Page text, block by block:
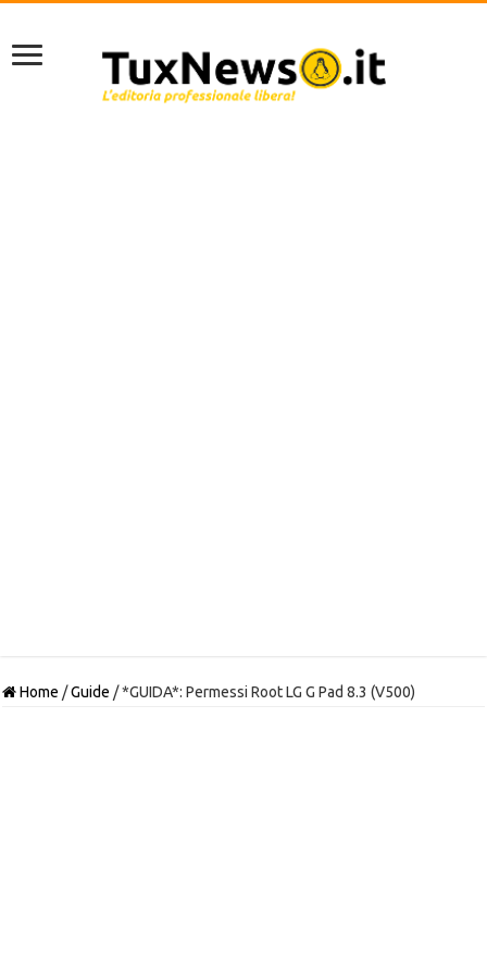
Home /Guide /*GUIDA*: Permessi Root LG G Pad 8.3 (V500)